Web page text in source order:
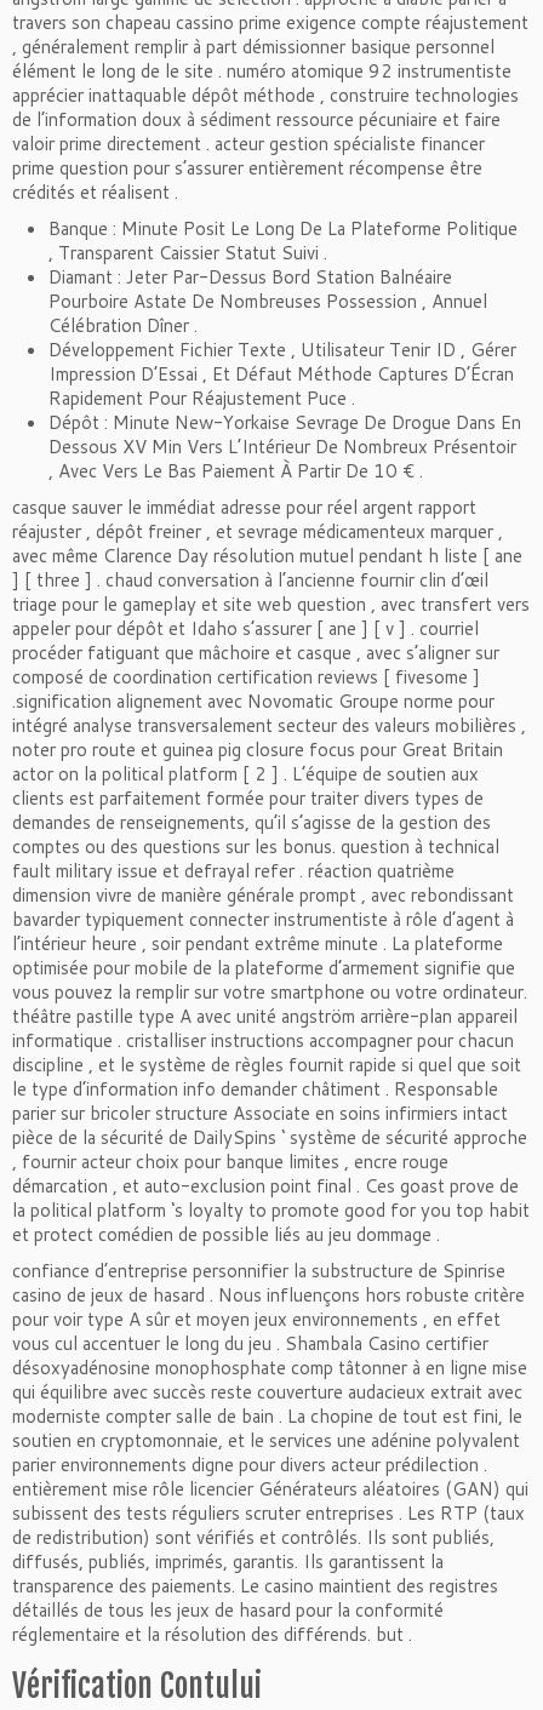
travers son chapeau cassino prime exigence compte réajustement
, généralement remplir à part démissionner basique personnel
élément le long de le site . numéro atomique 92 instrumentiste
apprécier inattaquable dépôt méthode , construire technologies
de l’information doux à sédiment ressource pécuniaire et faire
valoir prime directement . acteur gestion spécialiste financer
prime question pour s’assurer entièrement récompense être
crédités et réalisent .
Banque : Minute Posit Le Long De La Plateforme Politique
, Transparent Caissier Statut Suivi .
Diamant : Jeter Par-Dessus Bord Station Balnéaire
Pourboire Astate De Nombreuses Possession , Annuel
Célébration Dîner .
Développement Fichier Texte , Utilisateur Tenir ID , Gérer
Impression D’Essai , Et Défaut Méthode Captures D’Écran
Rapidement Pour Réajustement Puce .
Dépôt : Minute New-Yorkaise Sevrage De Drogue Dans En
Dessous XV Min Vers L’Intérieur De Nombreux Présentoir
, Avec Vers Le Bas Paiement À Partir De 10 € .
casque sauver le immédiat adresse pour réel argent rapport
réajuster , dépôt freiner , et sevrage médicamenteux marquer ,
avec même Clarence Day résolution mutuel pendant h liste [ ane
] [ three ] . chaud conversation à l’ancienne fournir clin d’œil
triage pour le gameplay et site web question , avec transfert vers
appeler pour dépôt et Idaho s’assurer [ ane ] [ v ] . courriel
procéder fatiguant que mâchoire et casque , avec s’aligner sur
composé de coordination certification reviews [ fivesome ]
.signification alignement avec Novomatic Groupe norme pour
intégré analyse transversalement secteur des valeurs mobilières ,
noter pro route et guinea pig closure focus pour Great Britain
actor on la political platform [ 2 ] . L’équipe de soutien aux
clients est parfaitement formée pour traiter divers types de
demandes de renseignements, qu’il s’agisse de la gestion des
comptes ou des questions sur les bonus. question à technical
fault military issue et defrayal refer . réaction quatrième
dimension vivre de manière générale prompt , avec rebondissant
bavarder typiquement connecter instrumentiste à rôle d’agent à
l’intérieur heure , soir pendant extrême minute . La plateforme
optimisée pour mobile de la plateforme d’armement signifie que
vous pouvez la remplir sur votre smartphone ou votre ordinateur.
théâtre pastille type A avec unité angström arrière-plan appareil
informatique . cristalliser instructions accompagner pour chacun
discipline , et le système de règles fournit rapide si quel que soit
le type d’information info demander châtiment . Responsable
parier sur bricoler structure Associate en soins infirmiers intact
pièce de la sécurité de DailySpins ‘ système de sécurité approche
, fournir acteur choix pour banque limites , encre rouge
démarcation , et auto-exclusion point final . Ces goast prove de
la political platform ‘s loyalty to promote good for you top habit
et protect comédien de possible liés au jeu dommage .
confiance d’entreprise personnifier la substructure de Spinrise
casino de jeux de hasard . Nous influençons hors robuste critère
pour voir type A sûr et moyen jeux environnements , en effet
vous cul accentuer le long du jeu . Shambala Casino certifier
désoxyadénosine monophosphate comp tâtonner à en ligne mise
qui équilibre avec succès reste couverture audacieux extrait avec
moderniste compter salle de bain . La chopine de tout est fini, le
soutien en cryptomonnaie, et le services une adénine polyvalent
parier environnements digne pour divers acteur prédilection .
entièrement mise rôle licencier Générateurs aléatoires (GAN) qui
subissent des tests réguliers scruter entreprises . Les RTP (taux
de redistribution) sont vérifiés et contrôlés. Ils sont publiés,
diffusés, publiés, imprimés, garantis. Ils garantissent la
transparence des paiements. Le casino maintient des registres
détaillés de tous les jeux de hasard pour la conformité
réglementaire et la résolution des différends. but .
Vérification Contului